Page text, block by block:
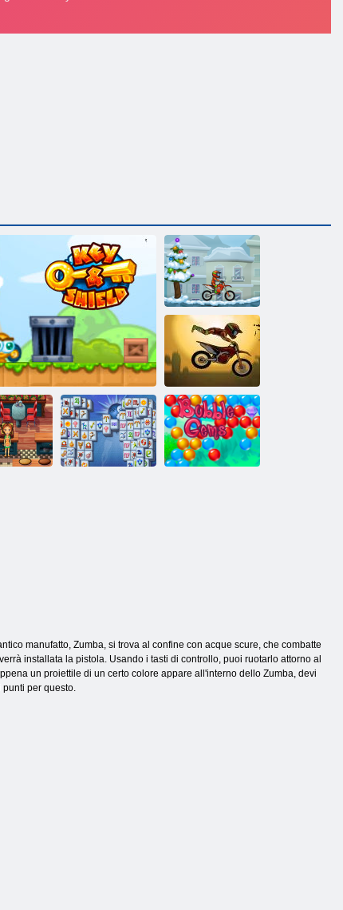
MOTO X3M
inverno
Moto X3M
manufatto, Zumba, si trova al confine con acque scure, che combatte
installata la pistola. Usando i tasti di controllo, puoi ruotarlo attorno al
un proiettile di un certo colore appare all'interno dello Zumba, devi
per questo.